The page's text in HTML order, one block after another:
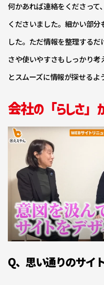
何かあれば連絡をくださって
くださいました。細かい部
した。ただ情報を整理する
さや使いやすさもしっかり考
とスムーズに情報が探せるよ
会社の「らしさ」
Q、思い通りのサイ